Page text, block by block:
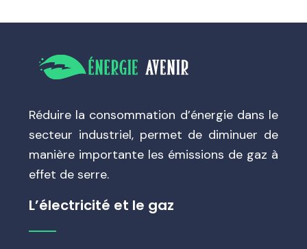
Réduire la consommation d’énergie dans le
secteur industriel, permet de diminuer de
manière importante les émissions de gaz à
effet de serre.
L’électricité et le gaz